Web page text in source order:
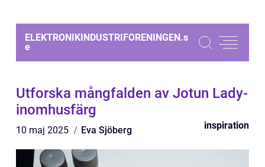
ELEKTRONIKINDUSTRIFORENINGEN.s
e
Utforska mångfalden av Jotun Lady-
inomhusfärg
10 maj 2025 Eva Sjöberg inspiration